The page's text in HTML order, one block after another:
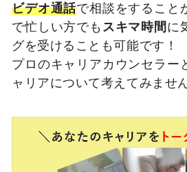
ビデオ通話で相談をすること
で忙しい方でも スキマ時間に
グを受けることも可能です！
プロのキャリアカウンセラー
ャリアについて考えてみませ